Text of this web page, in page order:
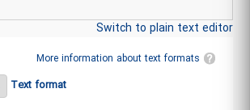
Switch to plain text editor
More information about text formats
Text format